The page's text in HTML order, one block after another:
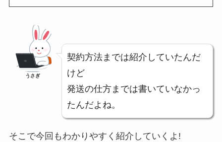
うさぎ
契約方法までは紹介していたんだ
けど
発送の仕方までは書いていなかっ
たんだよね。
そこで今回もわかりやすく紹介していくよ!